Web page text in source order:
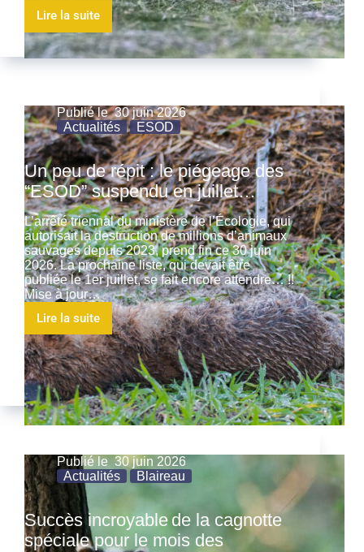
Lire la suite
Publié le 30 juin 2026
Actualités
ESOD
Un peu de répit : le piégeage des
“ESOD” suspendu en juillet…
L’arrêté triennal du ministère de l’Écologie, qui
autorisait la destruction de millions d’animaux
sauvages depuis 2023, prend fin ce 30 juin
2026. La prochaine liste, qui devait être
publiée le 1er juillet, se fait encore attendre… !!
Mise à jour…
Lire la suite
Publié le 30 juin 2026
Actualités
Blaireau
Succès incroyable de la cagnotte
spéciale pour le mois des